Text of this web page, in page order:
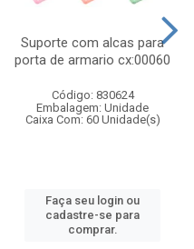
Suporte com alcas para
porta de armario cx:00060
Código: 830624
Embalagem: Unidade
Caixa Com: 60 Unidade(s)
Faça seu login ou
cadastre-se para
comprar.